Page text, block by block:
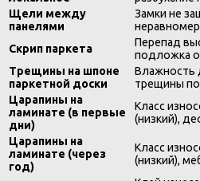
Щели между
панелями
Замки не
Скрип паркета
Перепад
подложка
Трещины на шпоне
паркетной доски
Влажность
трещины
Царапины на
ламинате (в первые
дни)
Класс
(низкий),
Царапины на
ламинате (через
год)
Класс
(низкий),